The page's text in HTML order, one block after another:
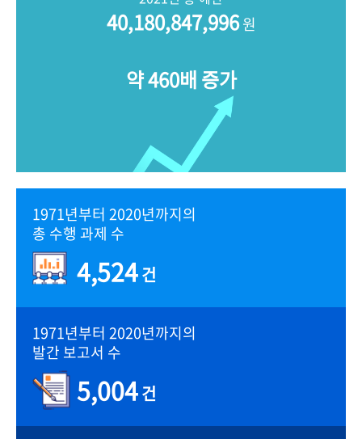
40,180,847,996원
약 460배 증가
1971년부터 2020년까지의
총 수행 과제 수
4,524건
1971년부터 2020년까지의
발간 보고서 수
5,004건